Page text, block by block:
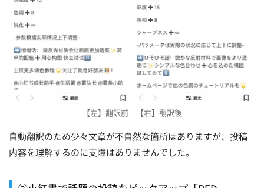
【左】翻訳前 【右】翻訳後
自動翻訳のため少々文章が不自然な箇所はありますが、投稿
内容を理解するのに支障はありませんでした。